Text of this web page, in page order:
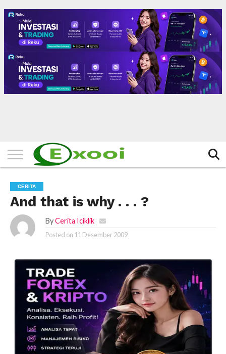
HOME
FILTER
BERITA
BIODATA
CERITA
CERPEN
EKSKLUSIF
FOTO
VIDEO
TIPS
MORE
CERITA
And that is why . . . ?
By Cerita Iciklik
Posted on 11 Desember 2009